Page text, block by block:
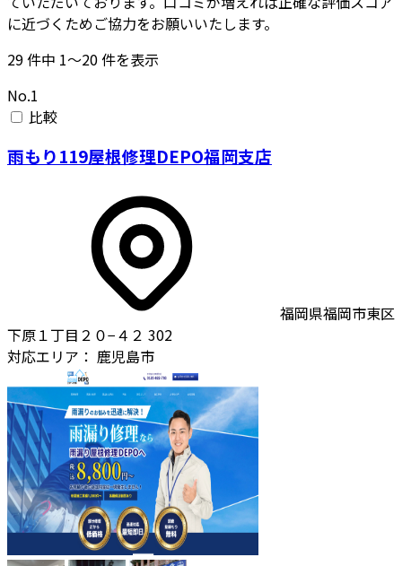
に近づくためご協力をお願いいたします。
29件中 1〜20件を表示
No.1
比較
雨もり119屋根修理DEPO福岡支店
福岡県福岡市東区
下原１丁目２０−４２ 302
対応エリア： 鹿児島市